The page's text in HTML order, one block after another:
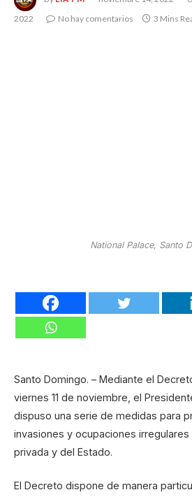
2022
No hay comentarios 3 Mins
National Palace, Santo
Santo Domingo. – Mediante el
viernes 11 de noviembre, el
dispuso una serie de medidas para
invasiones y ocupaciones
privada y del Estado.
El Decreto dispone de manera